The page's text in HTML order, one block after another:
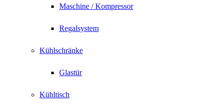
Maschine / Kompressor
Regalsystem
Kühlschränke
Glastür
Kühltisch